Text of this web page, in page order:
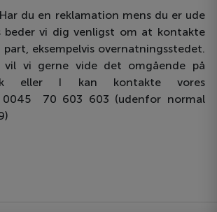
du en reklamation mens du er ude
beder vi dig venligst om at kontakte
eksempelvis overnatningsstedet.
vil vi gerne vide det omgående på
eller I kan kontakte vores
0045 70 603 603 (udenfor normal